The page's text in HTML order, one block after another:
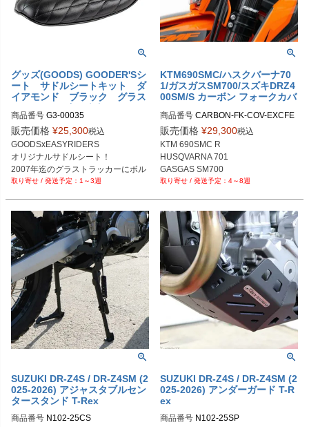
グッズ(GOODS) GOODER'Sシ
ート サドルシートキット ダ
イアモンド ブラック グラス
商品番号 G3-00035
販売価格 ¥25,300税込
GOODSxEASYRIDERS
オリジナルサドルシート！
2007年迄のグラストラッカーにボル
1～3週
KTM690SMC/ハスクバーナ70
1/ガスガスSM700/スズキDRZ4
00SM/S カーボン フォークカバ
商品番号 CARBON-FK-COV-EXCFE
M品番：CARBON-FORK-COVERS-
販売価格 ¥29,300税込
KTM 690SMC R
HUSQVARNA 701
GASGAS SM700
4～8週
SUZUKI DR-Z4S / DR-Z4SM (2
025-2026) アジャスタブルセン
タースタンド T-Rex
商品番号 N102-25CS
SUZUKI DR-Z4S / DR-Z4SM (2
025-2026) アンダーガード T-R
ex
商品番号 N102-25SP